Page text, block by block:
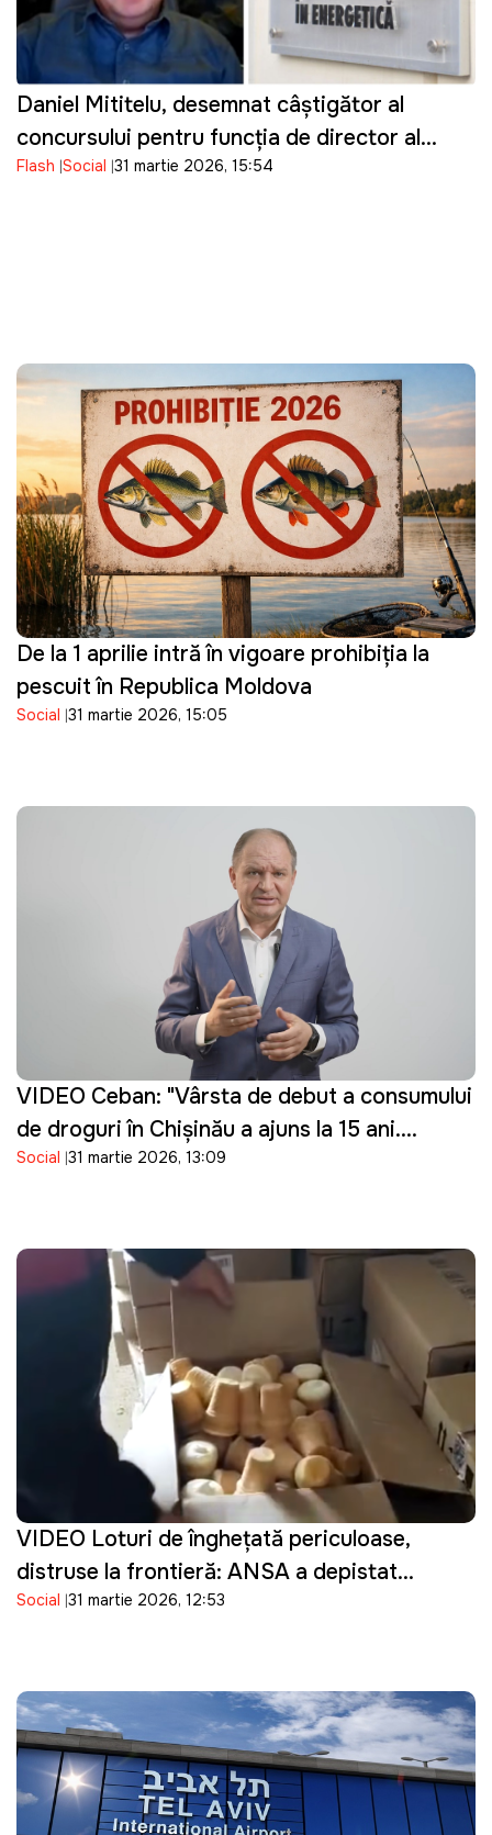
Daniel Mititelu, desemnat câștigător al
concursului pentru funcția de director al
ANRE
Flash Social 31 martie 2026, 15:54
De la 1 aprilie intră în vigoare prohibiția la
pescuit în Republica Moldova
Social 31 martie 2026, 15:05
VIDEO Ceban: "Vârsta de debut a consumului
de droguri în Chișinău a ajuns la 15 ani.
Guvernarea cu ce se ocupă?"
Social 31 martie 2026, 13:09
VIDEO Loturi de înghețată periculoase,
distruse la frontieră: ANSA a depistat
bacterii în produsele importate
Social 31 martie 2026, 12:53